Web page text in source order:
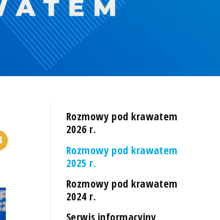
Rozmowy pod krawatem
2026 r.
Rozmowy pod krawatem
2025 r.
Rozmowy pod krawatem
2024 r.
Serwis informacyjny